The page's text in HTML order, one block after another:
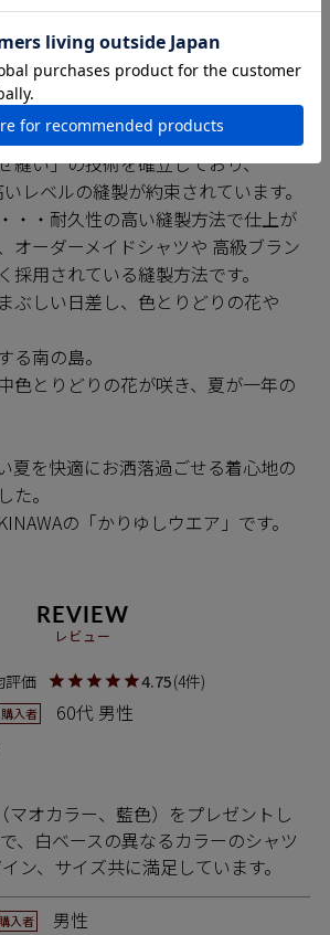
わり
商会の子会社で基幹工場であるニチ
をもつ職人たちによって一枚一枚丁
。弊社の縫製工場では沖縄県内でい
縫い」の技術を確立しており、
レベルの縫製が約束されています。
・・耐久性の高い縫製方法で仕上が
オーダーメイドシャツや 高級ブラン
採用されている縫製方法です。
ぶしい日差し、色とりどりの花や
る南の島。
色とりどりの花が咲き、夏が一年の
夏を快適にお洒落過ごせる着心地の
た。
の「かりゆしウエア」です。
REVIEW
レビュー
4.75 4
購入者 60代 男性
マオカラー、藍色）をプレゼントし
、白ベースの異なるカラーのシャツ
ン、サイズ共に満足しています。
購入者 男性